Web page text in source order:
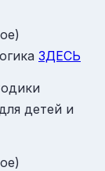
ЗДЕСЬ
детей и